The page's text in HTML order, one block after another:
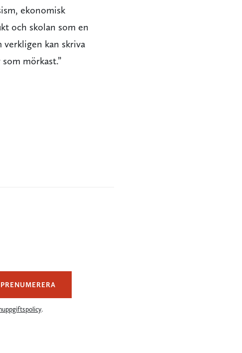
ekonomisk
och skolan som en
kan skriva
mörkast.”
PRENUMERERA
.